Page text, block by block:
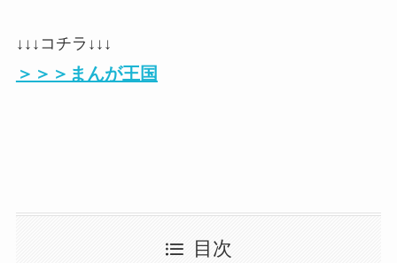
↓↓↓コチラ↓↓↓
＞＞＞まんが王国
目次